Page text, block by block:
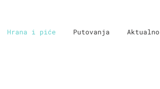
Hrana i piće Putovanja Aktualno